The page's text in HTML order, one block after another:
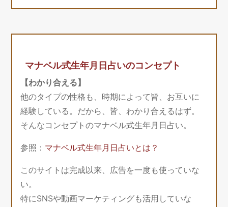
マナベル式生年月日占いのコンセプト
【わかり合える】
他のタイプの性格も、時期によって皆、お互いに
経験している。だから、皆、わかり合えるはず。
そんなコンセプトのマナベル式生年月日占い。
参照： マナベル式生年月日占いとは？
このサイトは完成以来、広告を一度も使っていな
い。
特にSNSや動画マーケティングも活用していな